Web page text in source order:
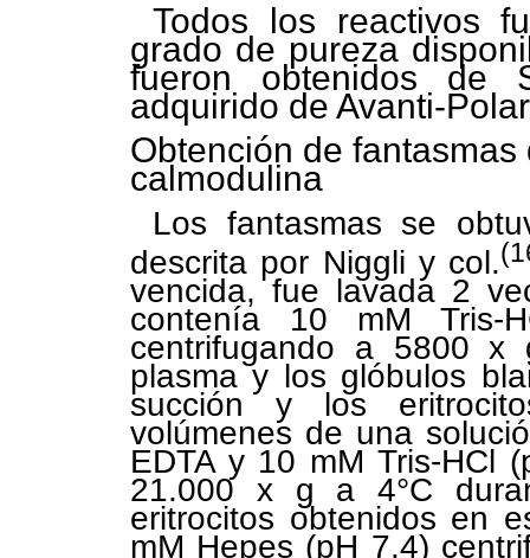
Todos los reactivos
grado de pureza
fueron obtenidos de
adquirido de Avanti-
Obtención de
calmodulina
Los fantasmas se
descrita por Niggli y col.
vencida, fue lavada 2
contenía 10 mM
centrifugando a 5800
plasma y los glóbulos
succión y los
volúmenes de una
EDTA y 10 mM Tris-HCl
21.000 x g a 4°C
eritrocitos obtenidos en
mM Hepes (pH 7.4)